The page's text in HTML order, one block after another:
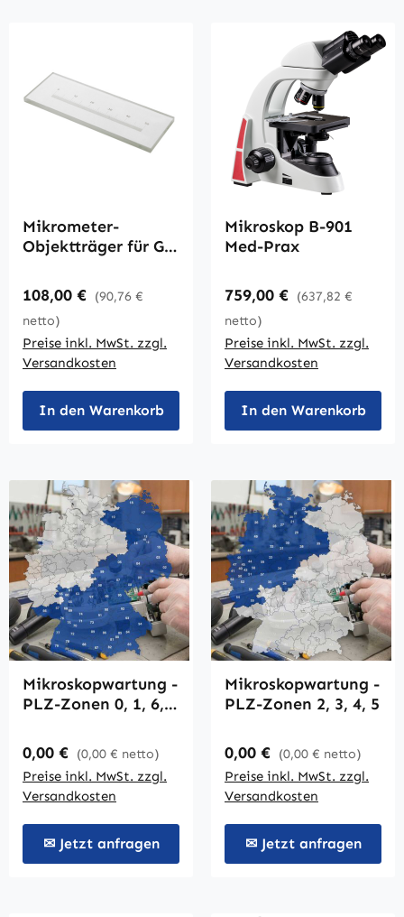
Mikrometer-
Objektträger für G-
Regulärer Preis:
108,00 € (90,76 €
netto)
Preise inkl. MwSt. zzgl.
Versandkosten
In den Warenkorb
Mikroskop B-901
Med-Prax
Regulärer Preis:
759,00 € (637,82 €
netto)
Preise inkl. MwSt. zzgl.
Versandkosten
In den Warenkorb
Mikroskopwartung -
PLZ-Zonen 0, 1, 6,
Regulärer Preis:
0,00 € (0,00 € netto)
Preise inkl. MwSt. zzgl.
Versandkosten
✉ Jetzt anfragen
Mikroskopwartung -
PLZ-Zonen 2, 3, 4, 5
Regulärer Preis:
0,00 € (0,00 € netto)
Preise inkl. MwSt. zzgl.
Versandkosten
✉ Jetzt anfragen